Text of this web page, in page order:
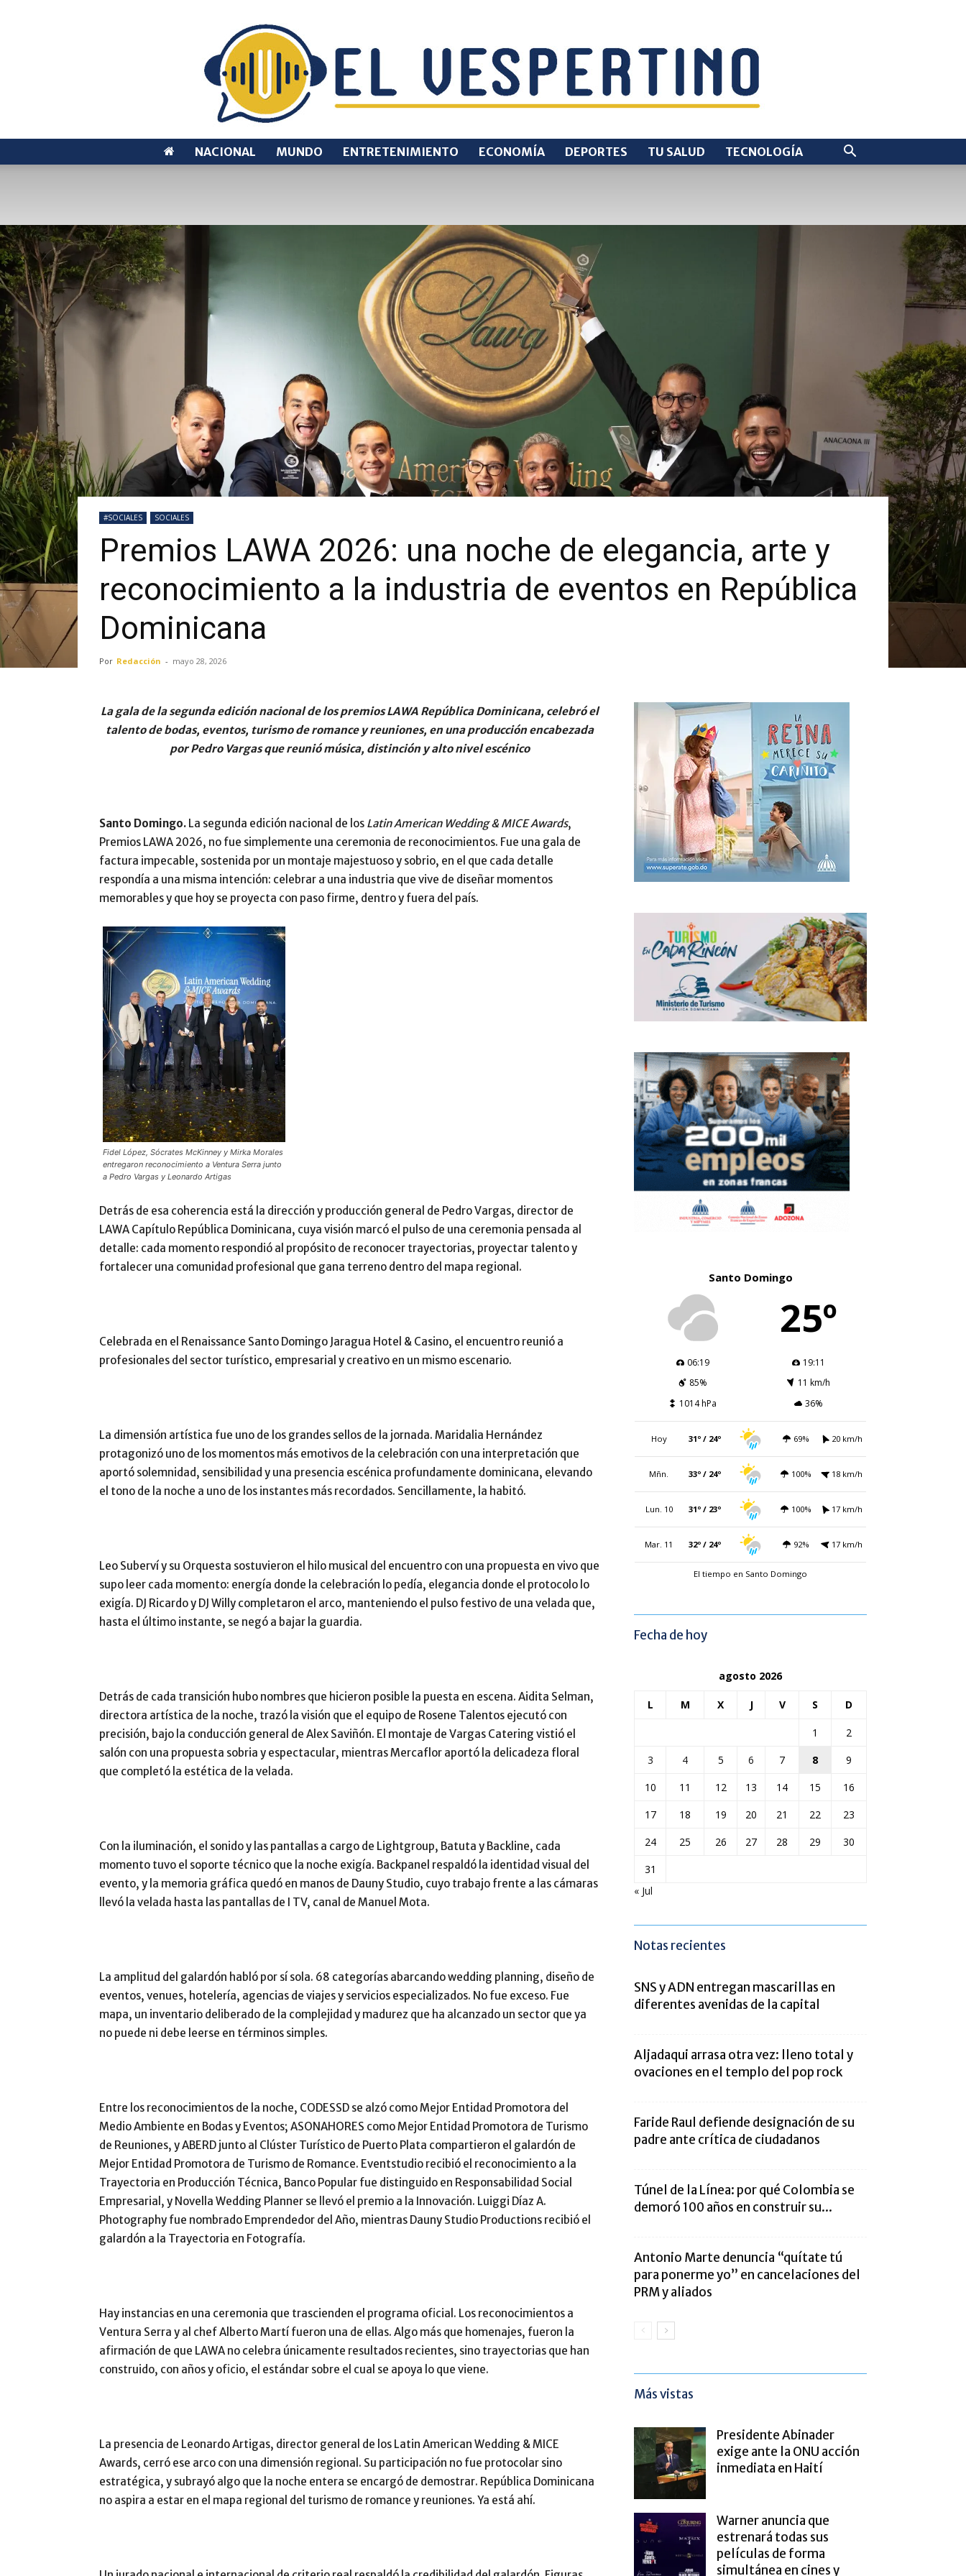
VESPERTINO
NACIONAL MUNDO ENTRETENIMIENTO ECONOMÍA DEPORTES TU SALUD TECNOLOGÍA
#SOCIALES SOCIALES
Premios LAWA 2026: una noche de elegancia, arte y
reconocimiento a la industria de eventos en República
Dominicana
Por Redacción - mayo 28, 2026
La gala de la segunda edición nacional de los premios LAWA República Dominicana, celebró el
talento de bodas, eventos, turismo de romance y reuniones, en una producción encabezada
por Pedro Vargas que reunió música, distinción y alto nivel escénico
Santo Domingo. La segunda edición nacional de los Latin American Wedding & MICE Awards,
Premios LAWA 2026, no fue simplemente una ceremonia de reconocimientos. Fue una gala de
factura impecable, sostenida por un montaje majestuoso y sobrio, en el que cada detalle
respondía a una misma intención: celebrar a una industria que vive de diseñar momentos
memorables y que hoy se proyecta con paso firme, dentro y fuera del país.
Fidel López, Sócrates McKinney y Mirka Morales
entregaron reconocimiento a Ventura Serra junto
a Pedro Vargas y Leonardo Artigas
Detrás de esa coherencia está la dirección y producción general de Pedro Vargas, director de
LAWA Capítulo República Dominicana, cuya visión marcó el pulso de una ceremonia pensada al
detalle: cada momento respondió al propósito de reconocer trayectorias, proyectar talento y
fortalecer una comunidad profesional que gana terreno dentro del mapa regional.
Celebrada en el Renaissance Santo Domingo Jaragua Hotel & Casino, el encuentro reunió a
profesionales del sector turístico, empresarial y creativo en un mismo escenario.
La dimensión artística fue uno de los grandes sellos de la jornada. Maridalia Hernández
protagonizó uno de los momentos más emotivos de la celebración con una interpretación que
aportó solemnidad, sensibilidad y una presencia escénica profundamente dominicana, elevando
el tono de la noche a uno de los instantes más recordados. Sencillamente, la habitó.
Leo Suberví y su Orquesta sostuvieron el hilo musical del encuentro con una propuesta en vivo que
supo leer cada momento: energía donde la celebración lo pedía, elegancia donde el protocolo lo
exigía. DJ Ricardo y DJ Willy completaron el arco, manteniendo el pulso festivo de una velada que,
hasta el último instante, se negó a bajar la guardia.
Detrás de cada transición hubo nombres que hicieron posible la puesta en escena. Aidita Selman,
directora artística de la noche, trazó la visión que el equipo de Rosene Talentos ejecutó con
precisión, bajo la conducción general de Alex Saviñón. El montaje de Vargas Catering vistió el
salón con una propuesta sobria y espectacular, mientras Mercaflor aportó la delicadeza floral
que completó la estética de la velada.
Con la iluminación, el sonido y las pantallas a cargo de Lightgroup, Batuta y Backline, cada
momento tuvo el soporte técnico que la noche exigía. Backpanel respaldó la identidad visual del
evento, y la memoria gráfica quedó en manos de Dauny Studio, cuyo trabajo frente a las cámaras
llevó la velada hasta las pantallas de I TV, canal de Manuel Mota.
La amplitud del galardón habló por sí sola. 68 categorías abarcando wedding planning, diseño de
eventos, venues, hotelería, agencias de viajes y servicios especializados. No fue exceso. Fue
mapa, un inventario deliberado de la complejidad y madurez que ha alcanzado un sector que ya
no puede ni debe leerse en términos simples.
Entre los reconocimientos de la noche, CODESSD se alzó como Mejor Entidad Promotora del
Medio Ambiente en Bodas y Eventos; ASONAHORES como Mejor Entidad Promotora de Turismo
de Reuniones, y ABERD junto al Clúster Turístico de Puerto Plata compartieron el galardón de
Mejor Entidad Promotora de Turismo de Romance. Eventstudio recibió el reconocimiento a la
Trayectoria en Producción Técnica, Banco Popular fue distinguido en Responsabilidad Social
Empresarial, y Novella Wedding Planner se llevó el premio a la Innovación. Luiggi Díaz A.
Photography fue nombrado Emprendedor del Año, mientras Dauny Studio Productions recibió el
galardón a la Trayectoria en Fotografía.
Hay instancias en una ceremonia que trascienden el programa oficial. Los reconocimientos a
Ventura Serra y al chef Alberto Martí fueron una de ellas. Algo más que homenajes, fueron la
afirmación de que LAWA no celebra únicamente resultados recientes, sino trayectorias que han
construido, con años y oficio, el estándar sobre el cual se apoya lo que viene.
La presencia de Leonardo Artigas, director general de los Latin American Wedding & MICE
Awards, cerró ese arco con una dimensión regional. Su participación no fue protocolar sino
estratégica, y subrayó algo que la noche entera se encargó de demostrar. República Dominicana
no aspira a estar en el mapa regional del turismo de romance y reuniones. Ya está ahí.
Santo Domingo
25º
06:19
19:11
85%
11 km/h
1014 hPa
36%
Hoy 31º / 24º 69% 20 km/h
Mñn. 33º / 24º 100% 18 km/h
Lun. 10 31º / 23º 100% 17 km/h
Mar. 11 32º / 24º 92% 17 km/h
El tiempo en Santo Domingo
Fecha de hoy
agosto 2026
L M X J V S D
1
2
3
4 5 6 7 8
9
10
11 12 13 14 15
16
17
18 19 20 21 22
23
24
25 26 27 28 29
30
31
« Jul
Notas recientes
SNS y ADN entregan mascarillas en
diferentes avenidas de la capital
Aljadaqui arrasa otra vez: lleno total y
ovaciones en el templo del pop rock
Faride Raul defiende designación de su
padre ante crítica de ciudadanos
Túnel de la Línea: por qué Colombia se
demoró 100 años en construir su...
Antonio Marte denuncia “quítate tú
para ponerme yo” en cancelaciones del
PRM y aliados
Más vistas
Presidente Abinader
exige ante la ONU acción
inmediata en Haití
Warner anuncia que
estrenará todas sus
películas de forma
simultánea en cines y